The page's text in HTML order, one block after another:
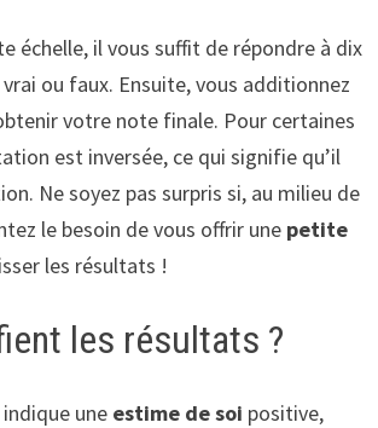
échelle, il vous suffit de répondre à dix
ou faux. Ensuite, vous additionnez
votre note finale. Pour certaines
est inversée, ce qui signifie qu’il
Ne soyez pas surpris si, au milieu de
le besoin de vous offrir une petite
les résultats !
les résultats ?
une estime de soi positive,